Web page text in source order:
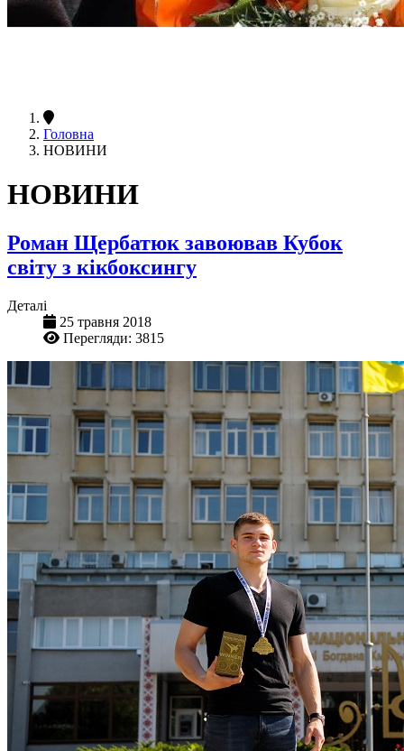
Головна
НОВИНИ
НОВИНИ
Роман Щербатюк завоював Кубок
світу з кікбоксингу
Деталі
25 травня 2018
Перегляди: 3815